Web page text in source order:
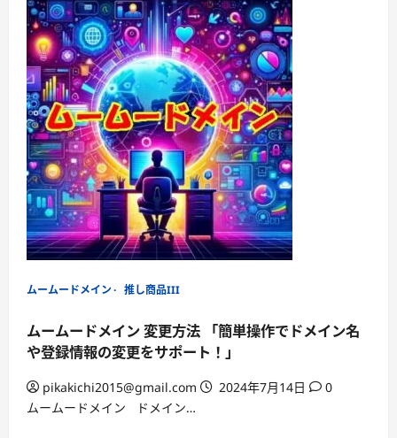
熱
意
を
全
力
で
サ
ポ
ー
ト
簡
単
操
作
で
ネ
ー
ム
サ
ー
バ
ー
を
変
更！
ム
ー
ー
ド
メ
ン
心
の
ド
メ
ン
管
理
ムームードメイン 推し商品III
ムームードメイン 変更方法 「簡単操作でドメイン名
や登録情報の変更をサポート！」
pikakichi2015@gmail.com 2024年7月14日
0
ムームードメイン ドメイン…